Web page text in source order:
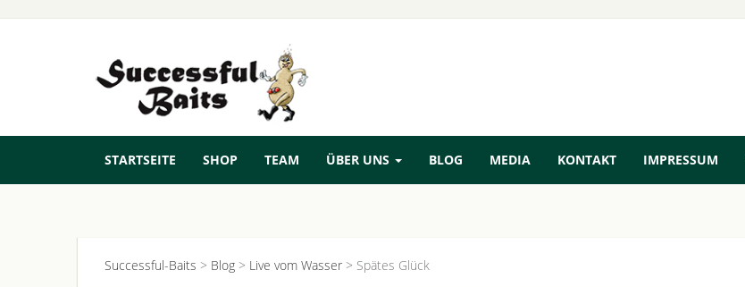
STARTSEITE SHOP TEAM ÜBER UNS BLOG MEDIA KONTAKT IMPRESSUM
Successful-Baits > Blog > Live vom Wasser > Spätes Glück